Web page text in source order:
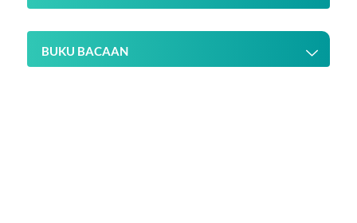
BUKU BACAAN